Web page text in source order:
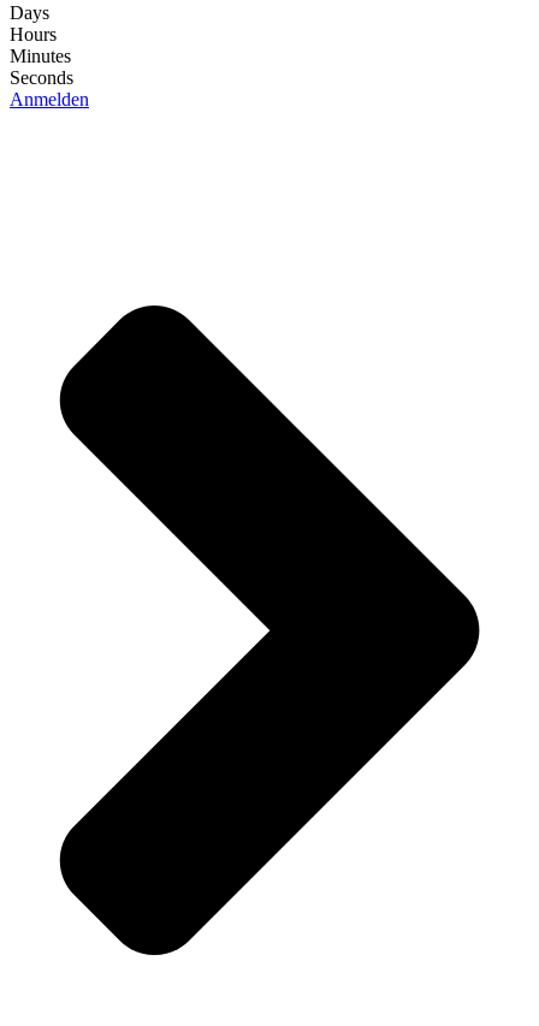
Days
Hours
Minutes
Seconds
Anmelden